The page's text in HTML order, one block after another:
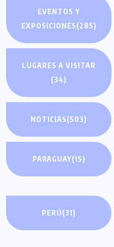
EVENTOS Y
EXPOSICIONES(285)
LUGARES A VISITAR
(34)
NOTICIAS(503)
PARAGUAY(15)
PERÚ(31)